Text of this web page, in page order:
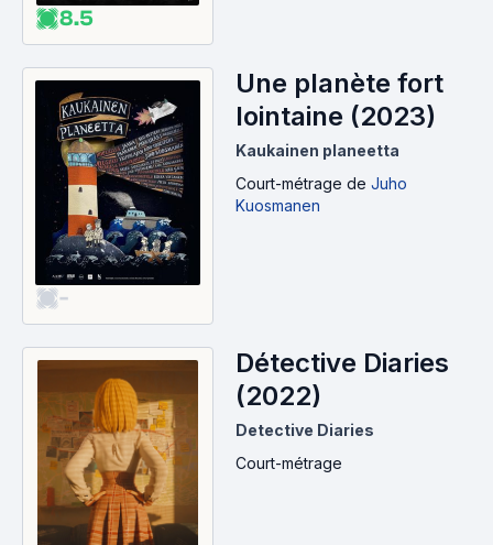
8.5
-
Une planète fort
lointaine (2023)
Kaukainen planeetta
Court-métrage de Juho
Kuosmanen
Détective Diaries
(2022)
Detective Diaries
Court-métrage